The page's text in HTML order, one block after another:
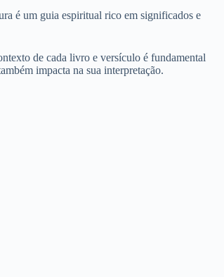
é um guia espiritual rico em significados e
de cada livro e versículo é fundamental
impacta na sua interpretação.